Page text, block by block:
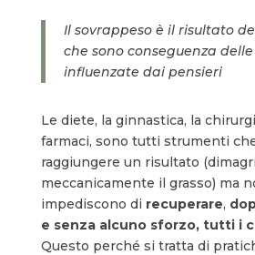
Il sovrappeso è il risultato
che sono conseguenza
influenzate dai pensieri
Le diete, la ginnastica, la
farmaci, sono tutti strumenti
raggiungere un risultato
meccanicamente il grasso) ma
impediscono di recuperare,
e senza alcuno sforzo, tutti i
Questo perché si tratta di